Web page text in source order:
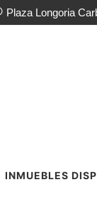
Plaza Longoria
INMUEBLES